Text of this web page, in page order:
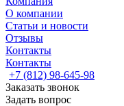
О компании
Статьи и новости
Отзывы
Контакты
Контакты
+7 (812) 98-645-98
Заказать звонок
Задать вопрос